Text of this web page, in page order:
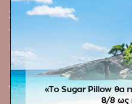
ΧΡΉΣΙΜΑ
Εταιρεία
Πολιτική Απορρήτου
Όροι Χρήσης